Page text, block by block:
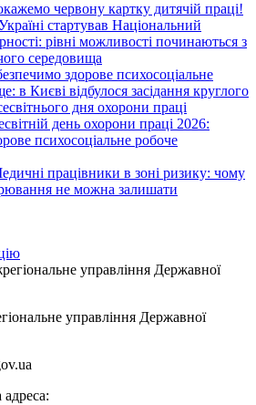
червону картку дитячій праці!
стартував Національний
рівні можливості починаються з
середовища
здорове психосоціальне
в Києві відбулося засідання круглого
дня охорони праці
день охорони праці 2026:
психосоціальне робоче
працівники в зоні ризику: чому
не можна залишати
управління Державної